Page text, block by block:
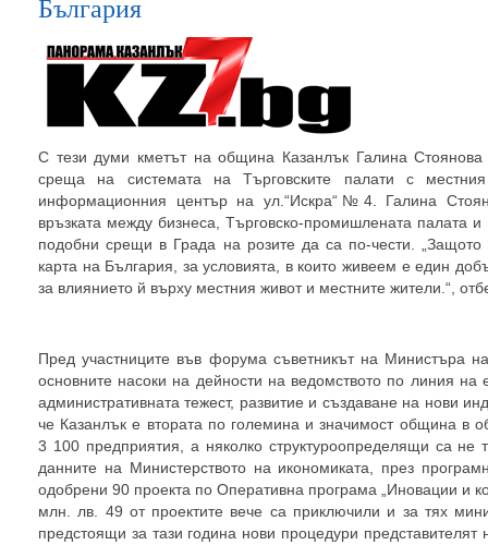
България
С тези думи кметът на община Казанлък Галина Стоянова
среща на системата на Търговските палати с
информационния център на ул.“Искра“№4. Галина
връзката между бизнеса, Търговско-промишлената палата
подобни срещи в Града на розите да са по-чести. „Защото
карта на България, за условията, в които живеем е един
за влиянието й върху местния живот и местните жители.“,
Пред участниците във форума съветникът на Министъра
основните насоки на дейности на ведомството по линия на
административната тежест, развитие и създаване на нови
че Казанлък е втората по големина и значимост община в
3 100 предприятия, а няколко структуроопределящи са
данните на Министерството на икономиката, през
одобрени 90 проекта по Оперативна програма „Иновации и
млн. лв. 49 от проектите вече са приключили и за тях
предстоящи за тази година нови процедури